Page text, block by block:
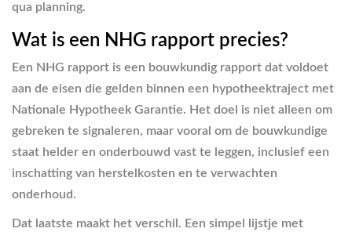
qua planning.
Wat is een NHG rapport precies?
Een NHG rapport is een bouwkundig rapport dat voldoet
aan de eisen die gelden binnen een hypotheektraject met
Nationale Hypotheek Garantie. Het doel is niet alleen om
gebreken te signaleren, maar vooral om de bouwkundige
staat helder en onderbouwd vast te leggen, inclusief een
inschatting van herstelkosten en te verwachten
onderhoud.
Dat laatste maakt het verschil. Een simpel lijstje met